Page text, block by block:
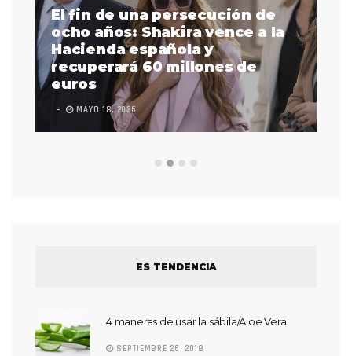
El fin de una persecución de
ocho años: Shakira vence a la
Hacienda española y
recuperará 60 millones de
euros
MAYO 18, 2026
ES TENDENCIA
4 maneras de usar la sábila/Aloe Vera
SEPTIEMBRE 26, 2018